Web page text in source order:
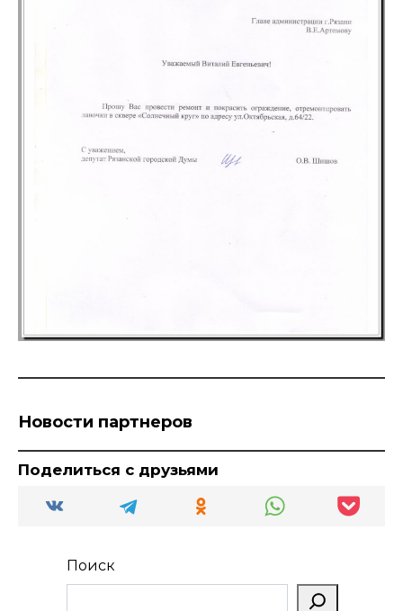
Новости партнеров
Поделиться с друзьями
Поиск